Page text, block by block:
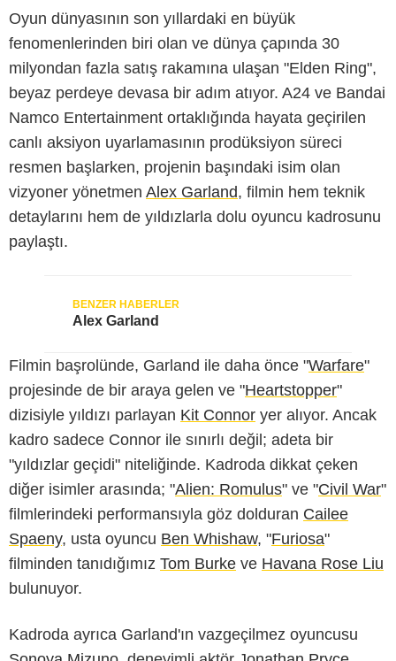
Oyun dünyasının son yıllardaki en büyük
fenomenlerinden biri olan ve dünya çapında 30
milyondan fazla satış rakamına ulaşan "Elden Ring",
beyaz perdeye devasa bir adım atıyor. A24 ve Bandai
Namco Entertainment ortaklığında hayata geçirilen
canlı aksiyon uyarlamasının prodüksiyon süreci
resmen başlarken, projenin başındaki isim olan
vizyoner yönetmen Alex Garland, filmin hem teknik
detaylarını hem de yıldızlarla dolu oyuncu kadrosunu
paylaştı.
Alex Garland
Filmin başrolünde, Garland ile daha önce "Warfare"
projesinde de bir araya gelen ve "Heartstopper"
dizisiyle yıldızı parlayan Kit Connor yer alıyor. Ancak
kadro sadece Connor ile sınırlı değil; adeta bir
"yıldızlar geçidi" niteliğinde. Kadroda dikkat çeken
diğer isimler arasında; "Alien: Romulus" ve "Civil War"
filmlerindeki performansıyla göz dolduran Cailee
Spaeny, usta oyuncu Ben Whishaw, "Furiosa"
filminden tanıdığımız Tom Burke ve Havana Rose Liu
bulunuyor.
Kadroda ayrıca Garland'ın vazgeçilmez oyuncusu